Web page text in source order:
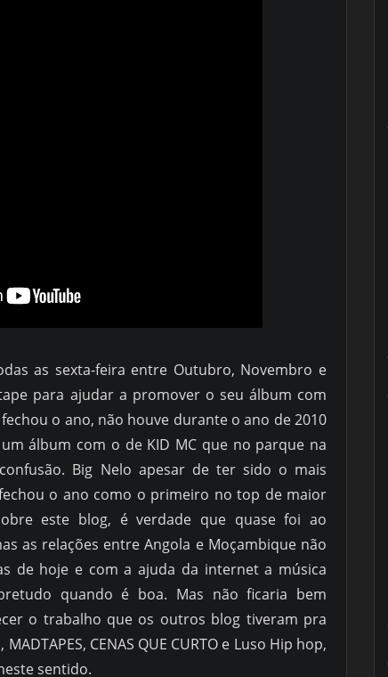
as sexta-feira entre Outubro, Novembro e
para ajudar a promover o seu álbum com
o ano, não houve durante o ano de 2010
álbum com o de KID MC que no parque na
Big Nelo apesar de ter sido o mais
o ano como o primeiro no top de maior
este blog, é verdade que quase foi ao
as relações entre Angola e Moçambique não
de hoje e com a ajuda da internet a música
quando é boa. Mas não ficaria bem
o trabalho que os outros blog tiveram pra
CENAS QUE CURTO e Luso Hip hop,
sentido.